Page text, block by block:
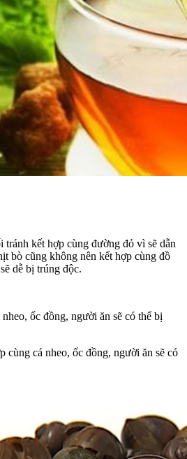
kết hợp cùng đường đỏ vì sẽ dẫn
bò cũng không nên kết hợp cùng đồ
dễ bị trúng độc.
ốc đồng, người ăn sẽ có thể bị
cùng cá nheo, ốc đồng, người ăn sẽ có